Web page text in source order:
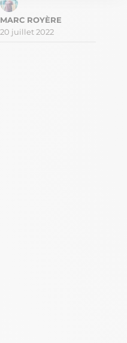
20 juillet 2022